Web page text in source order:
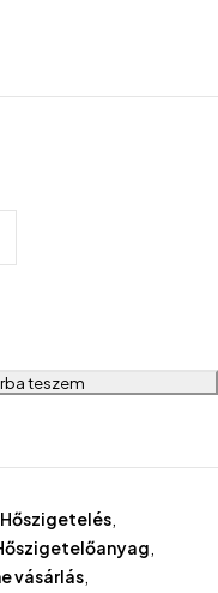
teszem
Hőszigetelés
vásárlás